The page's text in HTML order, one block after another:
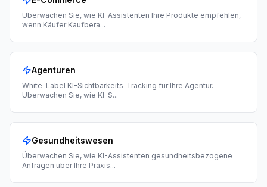
Überwachen Sie, wie KI-Assistenten Ihre Produkte empfehlen,
wenn Käufer Kaufbera...
Agenturen
White-Label KI-Sichtbarkeits-Tracking für Ihre Agentur.
Überwachen Sie, wie KI-S...
Gesundheitswesen
Überwachen Sie, wie KI-Assistenten gesundheitsbezogene
Anfragen über Ihre Praxis...